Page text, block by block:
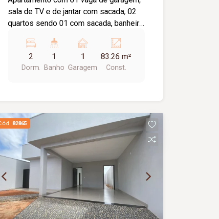
sala de TV e de jantar com sacada, 02
quartos sendo 01 com sacada, banheiro
elevador.
2
Dorm.
1
Banho
1
Garagem
83.26 m²
Const.
82865